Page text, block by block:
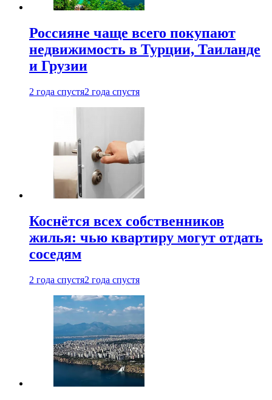
Россияне чаще всего покупают
недвижимость в Турции, Таиланде
и Грузии
2 года спустя2 года спустя
Коснётся всех собственников
жилья: чью квартиру могут отдать
соседям
2 года спустя2 года спустя